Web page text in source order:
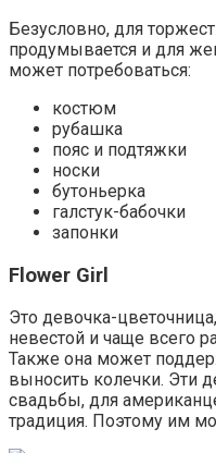
Безусловно, для
продумывается и для
может потребоваться:
костюм
рубашка
пояс и подтяжки
носки
бутоньерка
галстук-бабочки
запонки
Flower Girl
Это девочка-
невестой и чаще всего
Также она может
выносить колечки. Эти
свадьбы, для
традиция. Поэтому им